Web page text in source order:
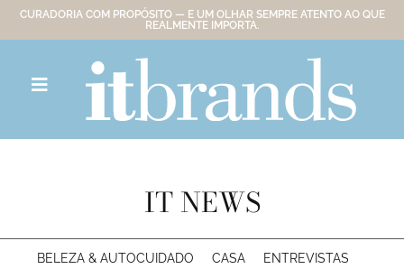
CURADORIA COM PROPÓSITO — E UM OLHAR SEMPRE ATENTO AO QUE
REALMENTE IMPORTA.
IT NEWS
BELEZA & AUTOCUIDADO CASA
ENTREVISTAS